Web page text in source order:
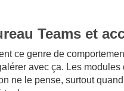
Teams et
ce genre de
avec ça. Les
ne le pense, surtout